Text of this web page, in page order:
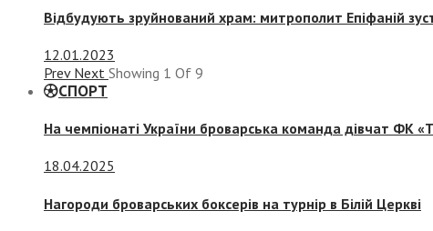
Відбудують зруйнований храм: митрополит Епіфаній
12.01.2023
Prev Next Showing 1 Of 9
СПОРТ
На чемпіонаті України броварська команда дівчат ФК
18.04.2025
Нагороди броварських боксерів на турнір в Білій Церкві